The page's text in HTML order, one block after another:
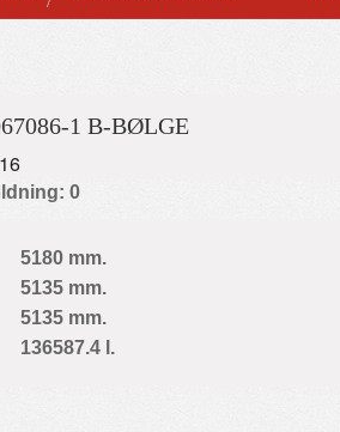
1 B-BØLGE
0
5180 mm.
5135 mm.
5135 mm.
136587.4 l.